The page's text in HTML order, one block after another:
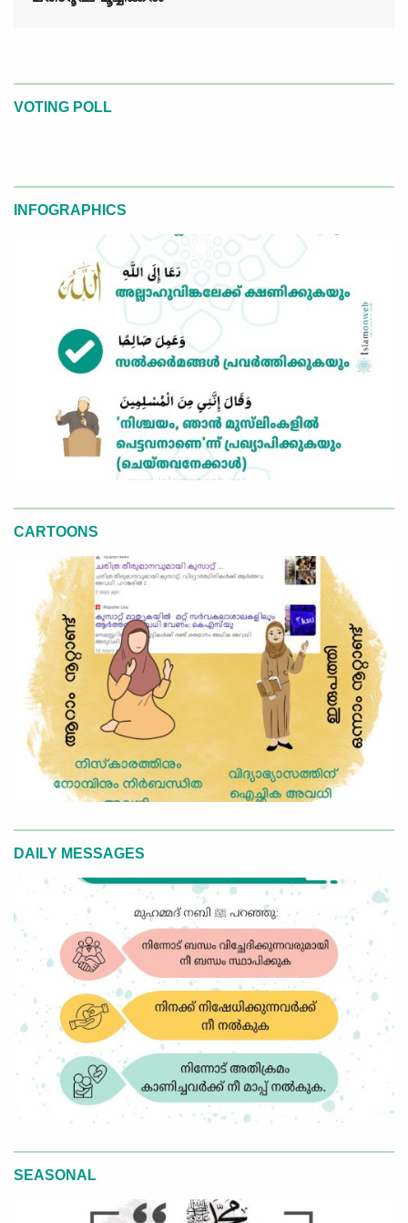
VOTING POLL
INFOGRAPHICS
CARTOONS
DAILY MESSAGES
SEASONAL